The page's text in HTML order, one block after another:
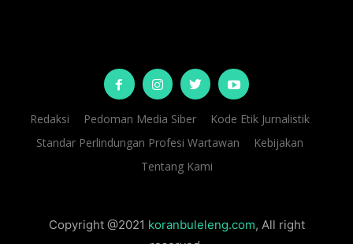
Redaksi Pedoman Media Siber
Kode Etik Jurnalistik
Standar Perlindungan Profesi Wartawan
Kebijakan
Tentang Kami
Copyright @2021 koranbuleleng.com, All right